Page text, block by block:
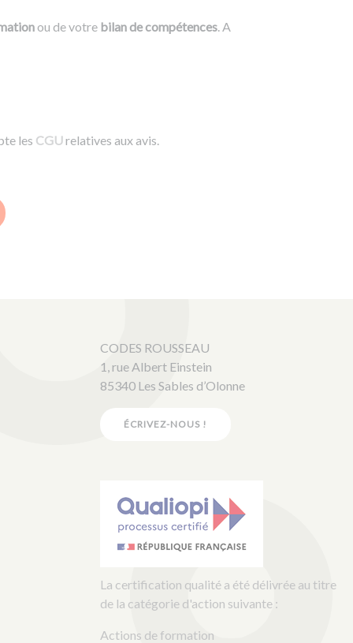
ou de votre bilan de compétences. A
les CGUrelatives aux avis.
CODES ROUSSEAU
1, rue Albert Einstein
85340 Les Sables d’Olonne
ÉCRIVEZ-NOUS !
La certification qualité a été délivrée au titre
de la catégorie d'action suivante :
Actions de formation